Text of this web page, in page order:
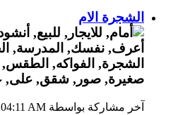
الشجرة الام
آخر مشاركة بواسطة 04:11 AM